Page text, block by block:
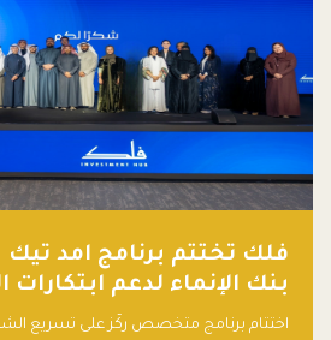
فلك تختتم برنامج امد
بنك الإنماء لدعم ابتكارات
اختتام برنامج متخصص ركّز على تسريع